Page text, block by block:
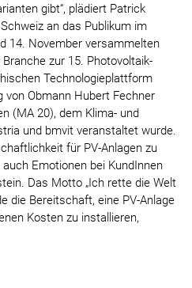
gibt“, plädiert Patrick
an das Publikum im
14. November versammelten
zur 15. Photovoltaik-
Technologieplattform
von Obmann Hubert Fechner
(MA 20), dem Klima- und
und bmvit veranstaltet wurde.
für PV-Anlagen zu
Emotionen bei KundInnen
Das Motto „Ich rette die Welt
die Bereitschaft, eine PV-Anlage
Kosten zu installieren,